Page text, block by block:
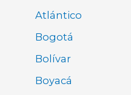
Atlántico
Bogotá
Bolívar
Boyacá